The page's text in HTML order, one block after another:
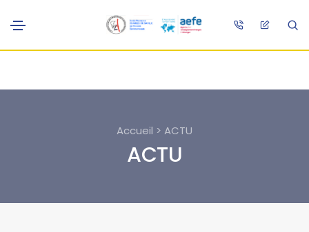
Accueil > ACTU
ACTU